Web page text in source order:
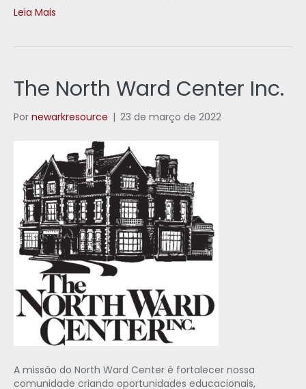
Leia Mais
The North Ward Center Inc.
Por newarkresource | 23 de março de 2022
A missão do North Ward Center é fortalecer nossa
comunidade criando oportunidades educacionais,